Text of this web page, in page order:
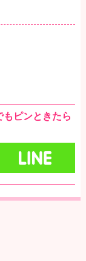
ピンときたら
問い合わせ・写メ